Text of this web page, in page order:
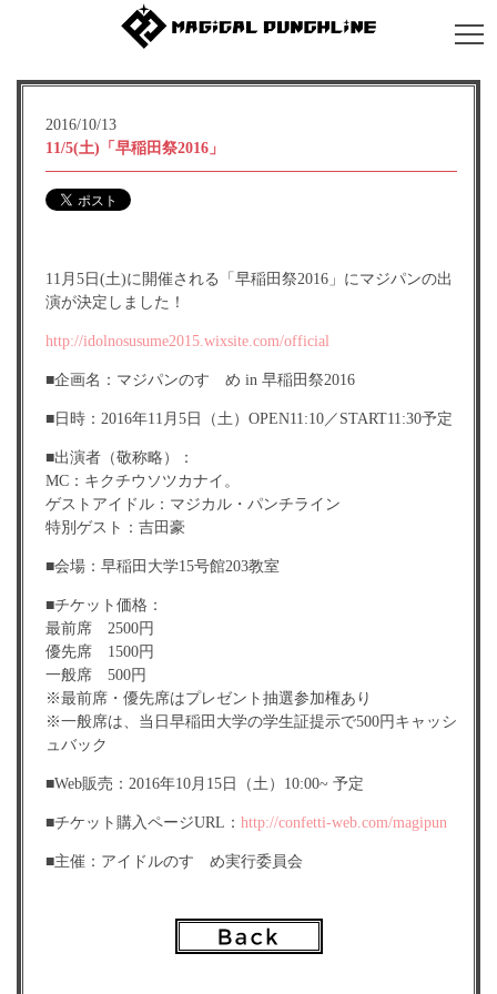
2016/10/13
11/5(土)「早稲田祭2016」
11月5日(土)に開催される「早稲田祭2016」にマジパンの出
演が決定しました！
http://idolnosusume2015.wixsite.com/official
■企画名：マジパンのすゝめ in 早稲田祭2016
■日時：2016年11月5日（土）OPEN11:10／START11:30予定
■出演者（敬称略）：
MC：キクチウソツカナイ。
ゲストアイドル：マジカル・パンチライン
特別ゲスト：吉田豪
■会場：早稲田大学15号館203教室
■チケット価格：
最前席 2500円
優先席 1500円
一般席 500円
※最前席・優先席はプレゼント抽選参加権あり
※一般席は、当日早稲田大学の学生証提示で500円キャッシ
ュバック
■Web販売：2016年10月15日（土）10:00~ 予定
■チケット購入ページURL： http://confetti-web.com/magipun
■主催：アイドルのすゝめ実行委員会
※本イベントは、トークショー企画となります。